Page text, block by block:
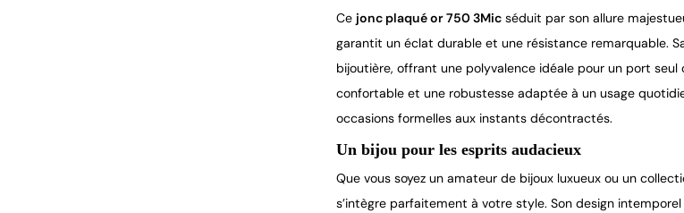
Ce jonc plaqué or 750 3Mic séduit par son allure
garantit un éclat durable et une résistance remarquable.
bijoutière, offrant une polyvalence idéale pour un port
confortable et une robustesse adaptée à un usage
occasions formelles aux instants décontractés.
Un bijou pour les esprits audacieux
Que vous soyez un amateur de bijoux luxueux ou un
s’intègre parfaitement à votre style. Son design